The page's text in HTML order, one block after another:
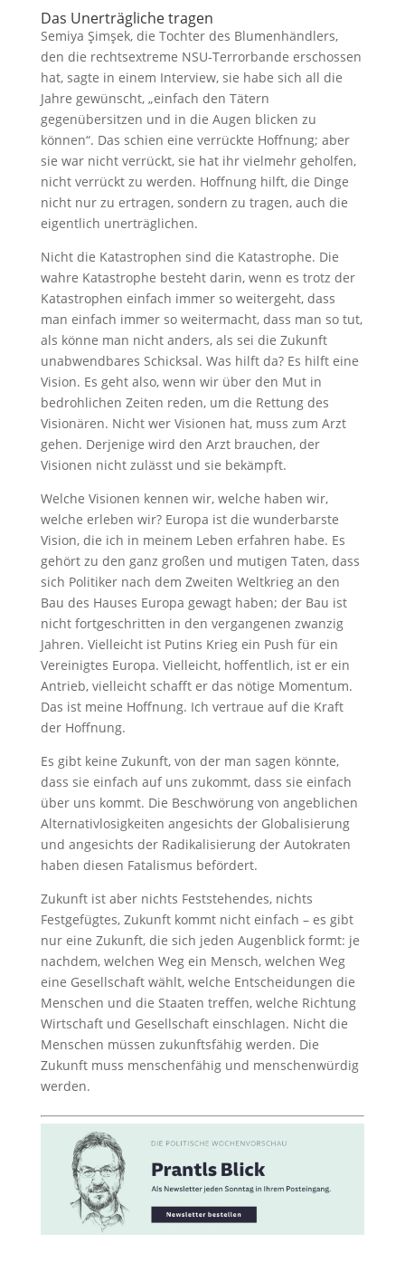
Das Unerträgliche tragen
Semiya Şimşek, die Tochter des Blumenhändlers,
den die rechtsextreme NSU-Terrorbande erschossen
hat, sagte in einem Interview, sie habe sich all die
Jahre gewünscht, „einfach den Tätern
gegenübersitzen und in die Augen blicken zu
können“. Das schien eine verrückte Hoffnung; aber
sie war nicht verrückt, sie hat ihr vielmehr geholfen,
nicht verrückt zu werden. Hoffnung hilft, die Dinge
nicht nur zu ertragen, sondern zu tragen, auch die
eigentlich unerträglichen.
Nicht die Katastrophen sind die Katastrophe. Die
wahre Katastrophe besteht darin, wenn es trotz der
Katastrophen einfach immer so weitergeht, dass
man einfach immer so weitermacht, dass man so tut,
als könne man nicht anders, als sei die Zukunft
unabwendbares Schicksal. Was hilft da? Es hilft eine
Vision. Es geht also, wenn wir über den Mut in
bedrohlichen Zeiten reden, um die Rettung des
Visionären. Nicht wer Visionen hat, muss zum Arzt
gehen. Derjenige wird den Arzt brauchen, der
Visionen nicht zulässt und sie bekämpft.
Welche Visionen kennen wir, welche haben wir,
welche erleben wir? Europa ist die wunderbarste
Vision, die ich in meinem Leben erfahren habe. Es
gehört zu den ganz großen und mutigen Taten, dass
sich Politiker nach dem Zweiten Weltkrieg an den
Bau des Hauses Europa gewagt haben; der Bau ist
nicht fortgeschritten in den vergangenen zwanzig
Jahren. Vielleicht ist Putins Krieg ein Push für ein
Vereinigtes Europa. Vielleicht, hoffentlich, ist er ein
Antrieb, vielleicht schafft er das nötige Momentum.
Das ist meine Hoffnung. Ich vertraue auf die Kraft
der Hoffnung.
Es gibt keine Zukunft, von der man sagen könnte,
dass sie einfach auf uns zukommt, dass sie einfach
über uns kommt. Die Beschwörung von angeblichen
Alternativlosigkeiten angesichts der Globalisierung
und angesichts der Radikalisierung der Autokraten
haben diesen Fatalismus befördert.
Zukunft ist aber nichts Feststehendes, nichts
Festgefügtes, Zukunft kommt nicht einfach – es gibt
nur eine Zukunft, die sich jeden Augenblick formt: je
nachdem, welchen Weg ein Mensch, welchen Weg
eine Gesellschaft wählt, welche Entscheidungen die
Menschen und die Staaten treffen, welche Richtung
Wirtschaft und Gesellschaft einschlagen. Nicht die
Menschen müssen zukunftsfähig werden. Die
Zukunft muss menschenfähig und menschenwürdig
werden.